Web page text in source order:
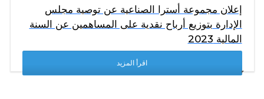
إعلان مجموعة أسترا الصناعية عن توصية مجلس
الإدارة بتوزيع أرباح نقدية على المساهمين عن السنة
المالية 2023
اقرأ المزيد